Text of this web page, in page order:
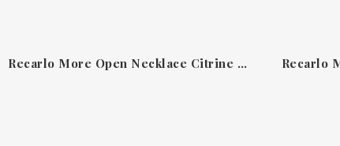
Recarlo More Open Necklace Citrine N86RI021/GCTG-OS